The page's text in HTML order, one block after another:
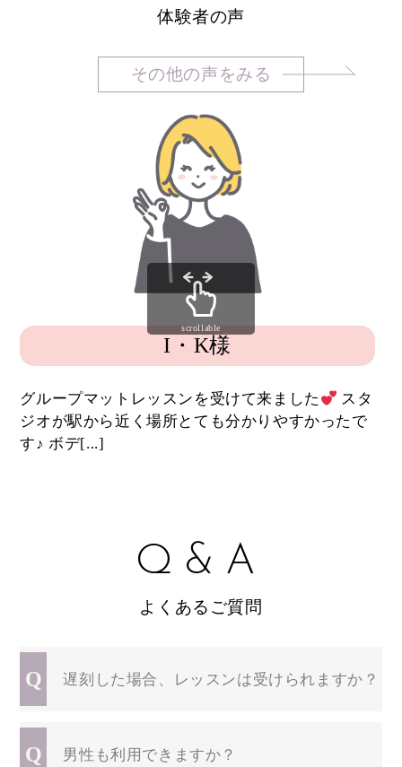
体験者の声
その他の声をみる
I・K様
グループマットレッスンを受けて来ました
スタ
ジオが駅から近く場所とても分かりやすかったで
す♪ ボデ[...]
scrollable
Q&A
よくあるご質問
Q 遅刻した場合、レッスンは受けられますか？
Q 男性も利用できますか？